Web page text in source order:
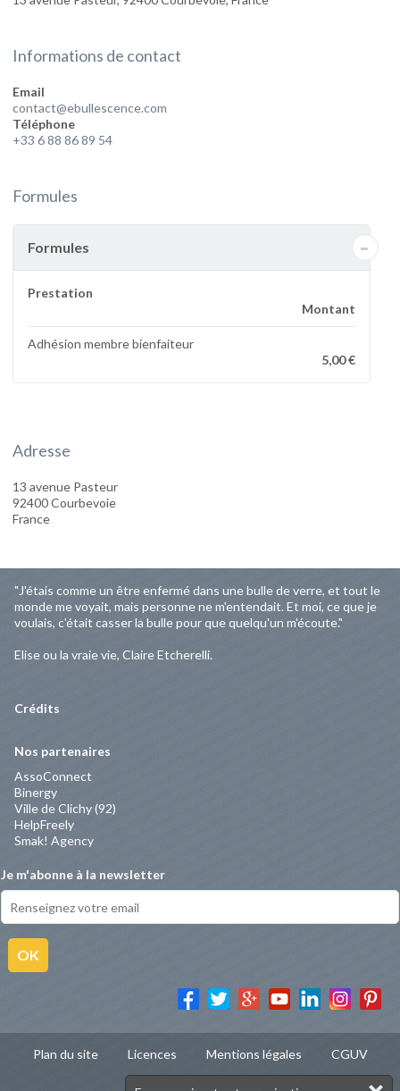
Informations de contact
Email
contact@ebullescence.com
Téléphone
+33 6 88 86 89 54
Formules
Formules -
Prestation
Montant
Adhésion membre bienfaiteur
5,00 €
Adresse
13 avenue Pasteur
92400 Courbevoie
France
"J'étais comme un être enfermé dans une bulle de verre, et tout le
monde me voyait, mais personne ne m'entendait. Et moi, ce que je
voulais, c'était casser la bulle pour que quelqu'un m'écoute."
Elise ou la vraie vie, Claire Etcherelli.
Crédits
Nos partenaires
AssoConnect
Binergy
Ville de Clichy (92)
HelpFreely
Smak! Agency
Je m'abonne à la newsletter
OK
Plan du site Licences Mentions légales CGUV